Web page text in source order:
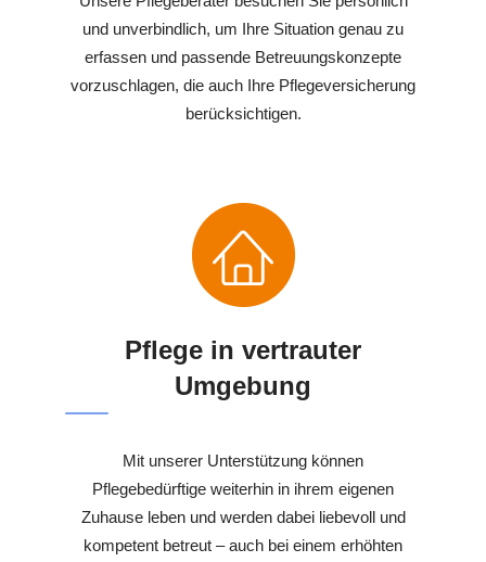
und unverbindlich, um Ihre Situation genau zu
erfassen und passende Betreuungskonzepte
vorzuschlagen, die auch Ihre Pflegeversicherung
berücksichtigen.
Pflege in vertrauter
Umgebung
Mit unserer Unterstützung können
Pflegebedürftige weiterhin in ihrem eigenen
Zuhause leben und werden dabei liebevoll und
kompetent betreut – auch bei einem erhöhten